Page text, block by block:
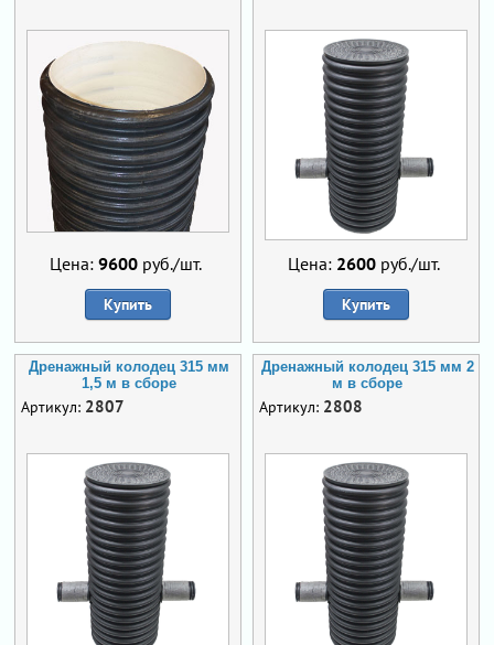
Цена: 9600руб./шт.
Купить
Цена: 2600руб./шт.
Купить
Дренажный колодец 315 мм
1,5 м в сборе
Артикул: 2807
Дренажный колодец 315 мм 2
м в сборе
Артикул: 2808